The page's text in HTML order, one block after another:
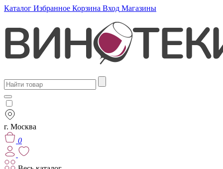
Каталог Избранное Корзина Вход Магазины
г. Москва
0